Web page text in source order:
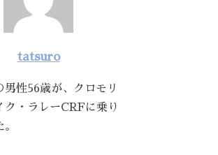
tatsuro
男性56歳が、クロモリ
ク・ラレーCRFに乗り